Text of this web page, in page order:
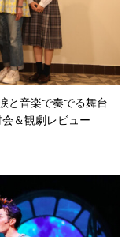
と音楽で奏でる舞台
＆観劇レビュー